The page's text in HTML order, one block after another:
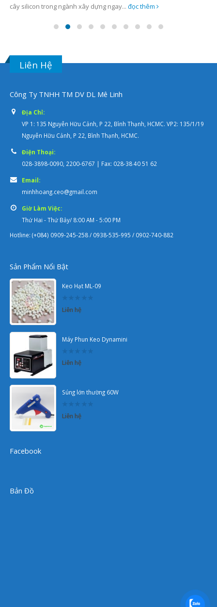
cây silicon trong ngành xây dựng ngay... đọc thêm
Liên Hệ
Công Ty TNHH TM DV DL Mê Linh
Địa Chỉ:
VP 1: 135 Nguyễn Hữu Cảnh, P 22, Bình Thạnh, HCMC. VP2: 135/1/19
Nguyễn Hữu Cảnh, P 22, Bình Thạnh, HCMC.
Điện Thoại:
028-3898-0090, 2200-6767 | Fax: 028-38 40 51 62
Email:
minhhoang.ceo@gmail.com
Giờ Làm Việc:
Thứ Hai - Thứ Bảy/ 8:00 AM - 5:00 PM
Hotline: (+084) 0909-245-258 / 0938-535-995 / 0902-740-882
Sản Phẩm Nổi Bật
Keo Hạt ML-09
0
out
Liên hệ
Máy Phun Keo Dynamini
0
out
Liên hệ
Súng lớn thường 60W
0
out
Liên hệ
Facebook
Bản Đồ